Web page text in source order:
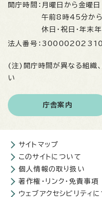
開庁時間： 月曜日から金曜日
午前8時45分か
休日・祝日・年末
法人番号：
(注)開庁時間が異なる組織
い
庁舎案内
サイトマップ
このサイトについて
個人情報の取り扱い
著作権・リンク・免責事項
ウェブアクセシビリティ